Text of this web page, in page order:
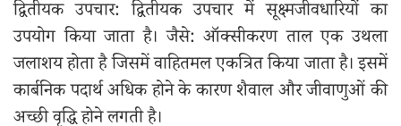
द्वितीयक उपचार: द्वितीयक उपचार में सूक्ष्मजीवधारियों का
उपयोग किया जाता है। जैसे: ऑक्सीकरण ताल एक उथला
जलाशय होता है जिसमें वाहितमल एकत्रित किया जाता है। इसमें
कार्बनिक पदार्थ अधिक होने के कारण शैवाल और जीवाणुओं की
अच्छी वृद्धि होने लगती है।